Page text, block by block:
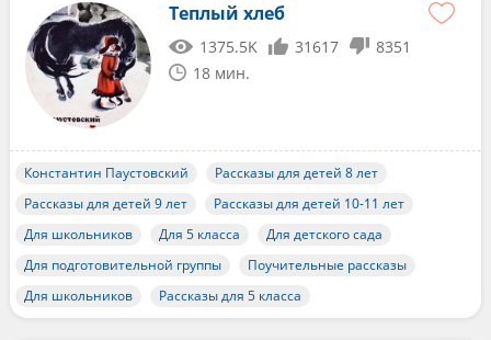
Теплый хлеб
1375.5K 31617
8351
18 мин.
Константин Паустовский
Рассказы для детей 8 лет
Рассказы для детей 9 лет
Рассказы для детей 10-11 лет
Для школьников
Для 5 класса
Для детского сада
Для подготовительной группы
Поучительные рассказы
Для школьников
Рассказы для 5 класса